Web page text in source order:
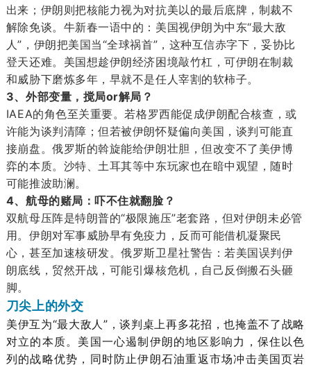
出来；伊朗则把核能力视为对抗美以的最后底牌，制裁不
解除免谈。牛新春一语中的：美国视伊朗为中东“最大敌
人”，伊朗把美国当“全球祸首”，这种互信赤字下，妥协比
登天还难。美国想趁伊朗经济困境敲竹杠，可伊朗在制裁
和威胁下磨炼多年，早就不是任人宰割的软柿子。
3、外部变量，搅局or解局？
IAEA的角色至关重要。若格罗西能促成伊朗配合核查，或
许能为谈判清障；但若被伊朗怀疑偏向美国，谈判可能直
接崩盘。俄罗斯的斡旋能给伊朗壮胆，但改变不了美伊博
弈的本质。沙特、土耳其等中东玩家也在暗中观望，随时
可能推波助澜。
4、航母的赌局：吓不住就翻脸？
双航母压阵是特朗普的“极限施压”老套路，但对伊朗未必管
用。伊朗对军事威胁早有免疫力，反而可能借机凝聚民
心，甚至加速核研发。俄罗斯卫星社警告：若美国误判伊
朗底线，贸然开战，可能引爆核危机，自己反倒搬石头砸
脚。
刀尖上的外交
美伊互为“最大敌人”，谈判桌上再多花招，也掩盖不了战略
对立的本质。美国一心遏制伊朗的地区影响力，保住以色
列的战略优势，同时防止伊朗石油重返市场冲击美国页岩